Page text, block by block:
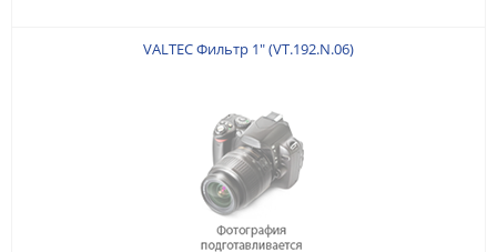
VALTEC Фильтр 1" (VT.192.N.06)